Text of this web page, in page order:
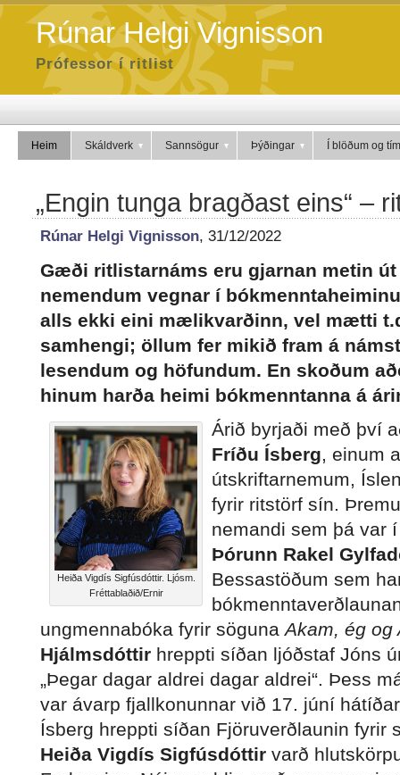
Rúnar Helgi Vignisson
Prófessor í ritlist
Heim Skáldverk Sannsögur Þýðingar Í blöðum og
„Engin tunga bragðast eins“ –
Rúnar Helgi Vignisson, 31/12/2022
Gæði ritlistarnáms eru gjarnan metin
nemendum vegnar í
alls ekki eini mælikvarðinn, vel mætti
samhengi; öllum fer mikið fram á
lesendum og höfundum. En skoðum
hinum harða heimi bókmenntanna á
Heiða Vigdís Sigfúsdóttir. Ljósm.
Fréttablaðið/Ernir
Árið byrjaði með því
Fríðu Ísberg, einum
útskriftarnemum,
fyrir ritstörf sín.
nemandi sem þá var
Þórunn Rakel
Bessastöðum sem
ungmennabóka fyrir sögunaAkam, ég
Hjálmsdóttir hreppti síðan ljóðstaf Jóns
„Þegar dagar aldrei dagar aldrei“. Þess
var ávarp fjallkonunnar við 17. júní
Ísberg hreppti síðan Fjöruverðlaunin fyrir
Heiða Vigdís Sigfúsdóttir varð